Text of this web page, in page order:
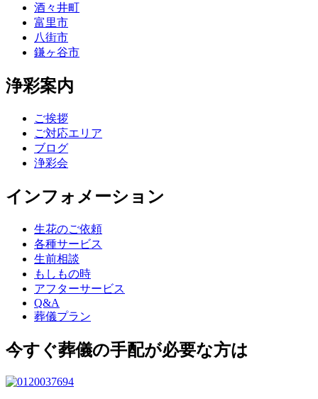
酒々井町
富里市
八街市
鎌ヶ谷市
浄彩案内
ご挨拶
ご対応エリア
ブログ
浄彩会
インフォメーション
生花のご依頼
各種サービス
生前相談
もしもの時
アフターサービス
Q&A
葬儀プラン
今すぐ葬儀の手配が必要な方は